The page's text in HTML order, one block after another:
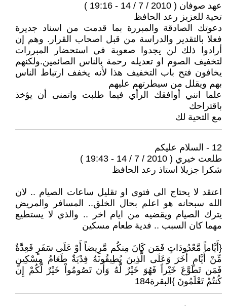
عهد صوفان ( 2010 / 7 / 14 - 19:16 )
تحية للعزيز رعد الحافظ
دعوتك الصادقة والمبررة بما قدمت من اسناد جديرة
فعلا بالتقدير والدراسة من قبل اصحاب القرار. وهم إن
أرادوا ذلك لن يجدوا صعوبة في استحضار المبررات
لتخفيف الصوم او تعديله رحمة بالناس الصائمين.ولكنهم
يخافون فتح باب التخفيف هذا لأنه يخفف ارتباط الناس
بهم ويقلل من سيطرتهم عليهم
علما انني أوافقك الرأي فيما طلبت واتمنى أن يؤخذ
باقتراحك
مع التحية لك
12 - السلام عليكم
طلعت خيري ( 2010 / 7 / 14 - 19:43 )
شكرا جزيلا استاذ رعد الحافظ
اعتقد لا يحتاج الى فتوى او تقليل ساعات الصيام .. لان
الله سبحانه هو اعلم بحال الخلق.. المسافر والمريض
يترك الصيام ويقضيه من ايام اخر .. والذي لا يستطيع
مهما كان السبب .. فدية طعام مسكين
{أَيَّاماً مَّعْدُودَاتٍ فَمَن كَانَ مِنكُم مَّرِيضاً أَوْ عَلَى سَفَرٍ فَعِدَّةٌ
مِّنْ أَيَّامٍ أُخَرَ وَعَلَى الَّذِينَ يُطِيقُونَهُ فِدْيَةٌ طَعَامُ مِسْكِينٍ
فَمَن تَطَوَّعَ خَيْراً فَهُوَ خَيْرٌ لَّهُ وَأَن تَصُومُواْ خَيْرٌ لَّكُمْ إِن
كُنتُمْ تَعْلَمُونَ }البقرة184